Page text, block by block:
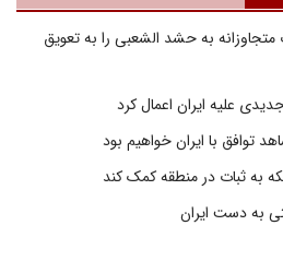
به حشد الشعبی را به تعویق
علیه ایران اعمال کرد
با ایران خواهیم بود
به ثبات در منطقه کمک کند